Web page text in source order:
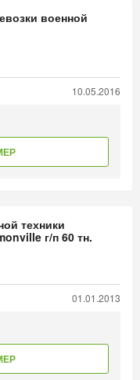
военной
10.05.2016
техники
г/п 60 тн.
01.01.2013